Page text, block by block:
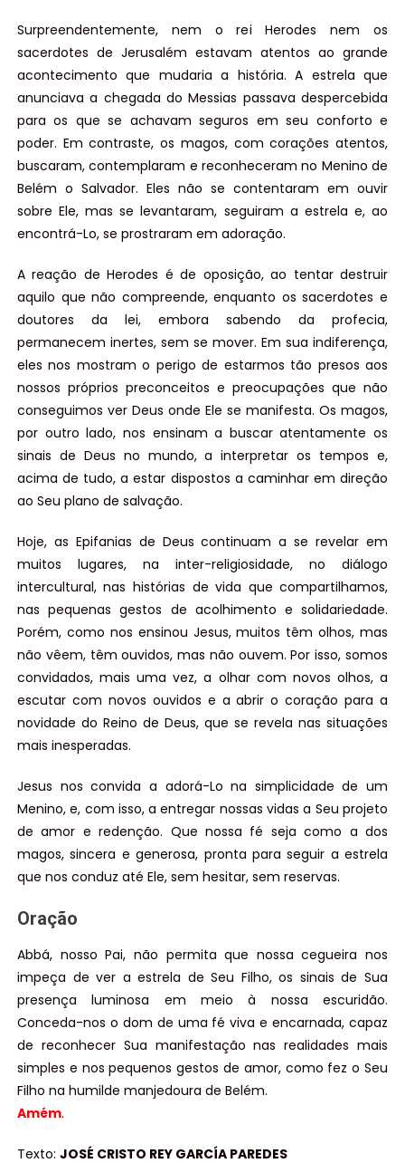
Surpreendentemente, nem o rei Herodes nem os
sacerdotes de Jerusalém estavam atentos ao grande
acontecimento que mudaria a história. A estrela que
anunciava a chegada do Messias passava despercebida
para os que se achavam seguros em seu conforto e
poder. Em contraste, os magos, com corações atentos,
buscaram, contemplaram e reconheceram no Menino de
Belém o Salvador. Eles não se contentaram em ouvir
sobre Ele, mas se levantaram, seguiram a estrela e, ao
encontrá-Lo, se prostraram em adoração.
A reação de Herodes é de oposição, ao tentar destruir
aquilo que não compreende, enquanto os sacerdotes e
doutores da lei, embora sabendo da profecia,
permanecem inertes, sem se mover. Em sua indiferença,
eles nos mostram o perigo de estarmos tão presos aos
nossos próprios preconceitos e preocupações que não
conseguimos ver Deus onde Ele se manifesta. Os magos,
por outro lado, nos ensinam a buscar atentamente os
sinais de Deus no mundo, a interpretar os tempos e,
acima de tudo, a estar dispostos a caminhar em direção
ao Seu plano de salvação.
Hoje, as Epifanias de Deus continuam a se revelar em
muitos lugares, na inter-religiosidade, no diálogo
intercultural, nas histórias de vida que compartilhamos,
nas pequenas gestos de acolhimento e solidariedade.
Porém, como nos ensinou Jesus, muitos têm olhos, mas
não vêem, têm ouvidos, mas não ouvem. Por isso, somos
convidados, mais uma vez, a olhar com novos olhos, a
escutar com novos ouvidos e a abrir o coração para a
novidade do Reino de Deus, que se revela nas situações
mais inesperadas.
Jesus nos convida a adorá-Lo na simplicidade de um
Menino, e, com isso, a entregar nossas vidas a Seu projeto
de amor e redenção. Que nossa fé seja como a dos
magos, sincera e generosa, pronta para seguir a estrela
que nos conduz até Ele, sem hesitar, sem reservas.
Oração
Abbá, nosso Pai, não permita que nossa cegueira nos
impeça de ver a estrela de Seu Filho, os sinais de Sua
presença luminosa em meio à nossa escuridão.
Conceda-nos o dom de uma fé viva e encarnada, capaz
de reconhecer Sua manifestação nas realidades mais
simples e nos pequenos gestos de amor, como fez o Seu
Filho na humilde manjedoura de Belém.
Amém.
Texto: JOSÉ CRISTO REY GARCÍA PAREDES